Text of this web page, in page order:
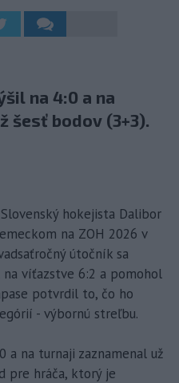
na 4:0 a na
šesť bodov (3+3).
hokejista Dalibor
na ZOH 2026 v
útočník sa
víťazstve 6:2 a pomohol
potvrdil to, čo ho
- výbornú streľbu.
a na turnaji zaznamenal už
pre hráča, ktorý je